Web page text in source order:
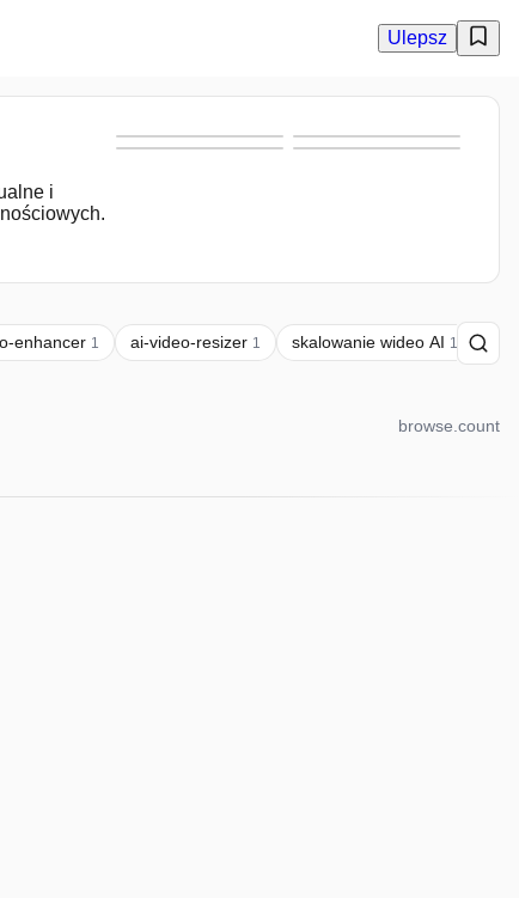
Ulepsz
i
enhancer 1 ai-video-resizer 1 skalowanie wideo AI 1
browse.count